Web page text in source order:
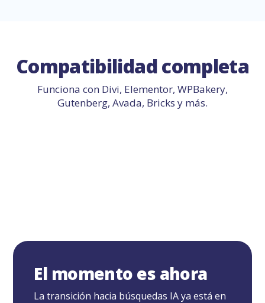
Compatibilidad completa
Funciona con Divi, Elementor, WPBakery,
Gutenberg, Avada, Bricks y más.
El momento es ahora
La transición hacia búsquedas IA ya está en